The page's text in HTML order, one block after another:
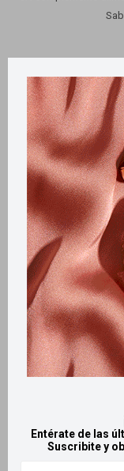
Entérate de las
Suscribite y
Tamaño